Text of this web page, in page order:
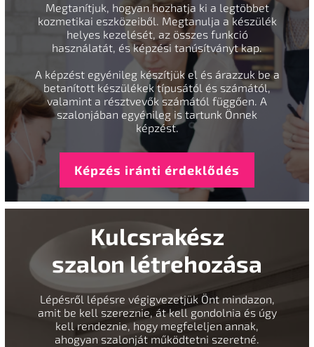
Megtanítjuk, hogyan hozhatja ki a legtöbbet
kozmetikai eszközeiből. Megtanulja a készülék
helyes kezelését, az összes funkció
használatát, és képzési tanúsítványt kap.
A képzést egyénileg készítjük el és árazzuk be a
betanított készülékek típusától és számától,
valamint a résztvevők számától függően. A
szalonjában egyénileg is tartunk Önnek
képzést.
Képzés iránti érdeklődés
Kulcsrakész
szalon létrehozása
Lépésről lépésre végigvezetjük Önt mindazon,
amit be kell szereznie, át kell gondolnia és úgy
kell rendeznie, hogy megfeleljen annak,
ahogyan szalonját működtetni szeretné.